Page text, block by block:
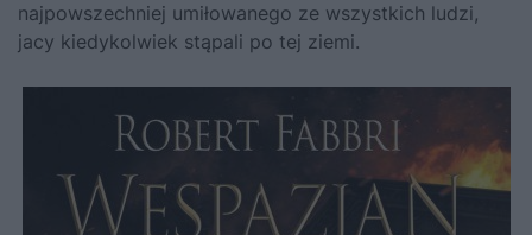
najpowszechniej umiłowanego ze wszystkich ludzi,
jacy kiedykolwiek stąpali po tej ziemi.